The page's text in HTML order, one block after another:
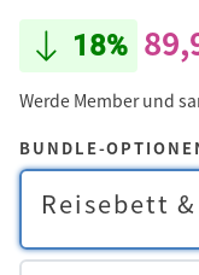
18%
Werde Member und
BUNDLE-
Reisebett